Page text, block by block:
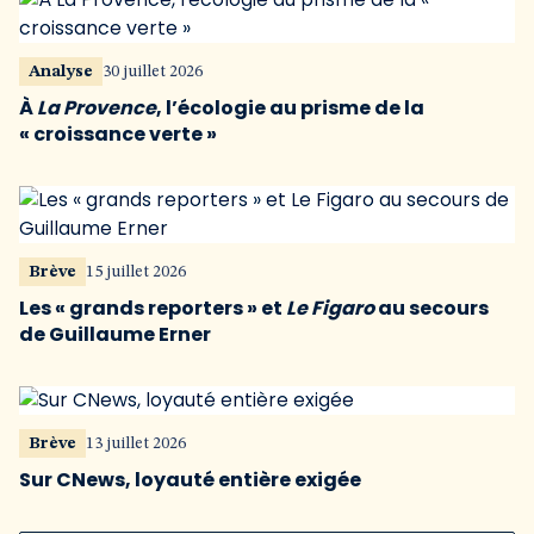
Analyse 30 juillet 2026
ÀLa Provence, l’écologie au prisme de la
« croissance verte »
Brève 15 juillet 2026
Les « grands reporters » et Le Figaroau secours
de Guillaume Erner
Brève 13 juillet 2026
Sur CNews, loyauté entière exigée